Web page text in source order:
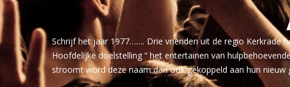
Schrijf het jaar 1977……. Drie vrienden uit de regio Kerkrade
Hoofdelijke doelstelling “ het entertainen van
stroomt word deze naam dan ook gekoppeld aan hun nieuw